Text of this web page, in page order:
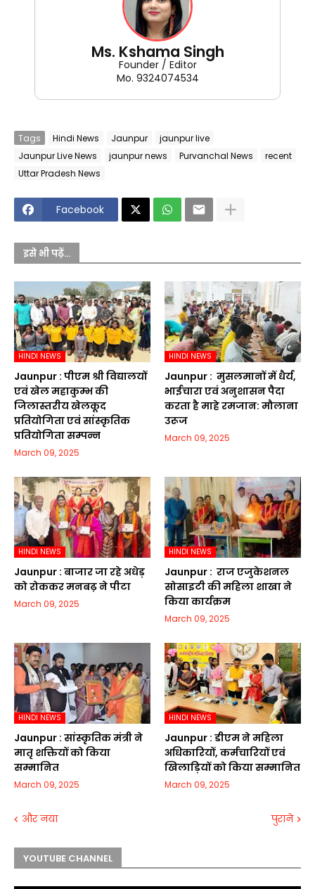
Ms. Kshama Singh
Founder / Editor
Mo. 9324074534
Tags Hindi News Jaunpur
jaunpur live
Jaunpur Live News
jaunpur news Purvanchal News
recent
Uttar Pradesh News
Facebook
इसे भी पढ़ें...
HINDI NEWS
Jaunpur :​ पीएम श्री विद्यालयों
एवं खेल महाकुम्भ की
जिलास्तरीय खेलकूद
प्रतियोगिता एवं सांस्कृतिक
प्रतियोगिता सम्पन्न
March 09, 2025
HINDI NEWS
Jaunpur : ​ मुसलमानों में धैर्य,
भाईचारा एवं अनुशासन पैदा
करता है माहे रमजान: मौलाना
उरूज
March 09, 2025
HINDI NEWS
Jaunpur :​ बाजार जा रहे अधेड़
को रोककर मनबढ़ ने पीटा
March 09, 2025
HINDI NEWS
Jaunpur : ​ ​राज एजुकेशनल
सोसाइटी की महिला शाखा ने
किया कार्यक्रम
March 09, 2025
HINDI NEWS
Jaunpur :​ सांस्कृतिक मंत्री ने
मातृ शक्तियों को किया
सम्मानित
March 09, 2025
HINDI NEWS
Jaunpur :​ डीएम ने महिला
अधिकारियों, कर्मचारियों एवं
खिलाड़ियों को किया सम्मानित
March 09, 2025
और नया पुराने
YOUTUBE CHANNEL